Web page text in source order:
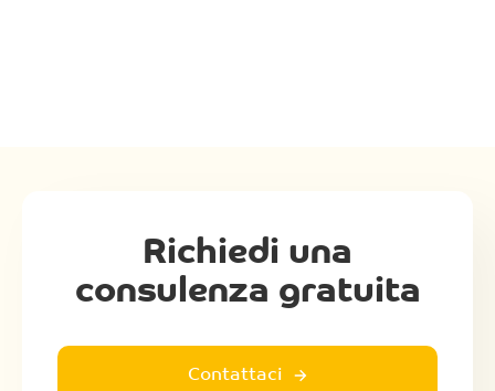
Richiedi una
consulenza gratuita
Contattaci